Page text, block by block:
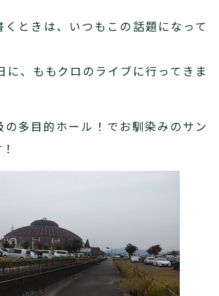
ときは、いつもこの話題になって
に、ももクロのライブに行ってきま
の多目的ホール！でお馴染みのサン